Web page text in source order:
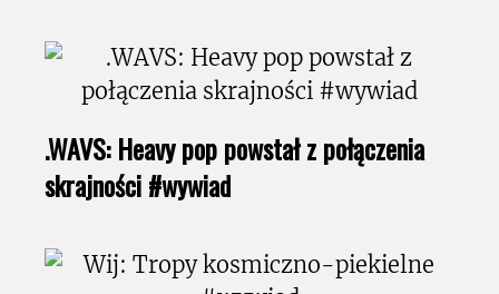
.WAVS: Heavy pop powstał z połączenia
skrajności #wywiad